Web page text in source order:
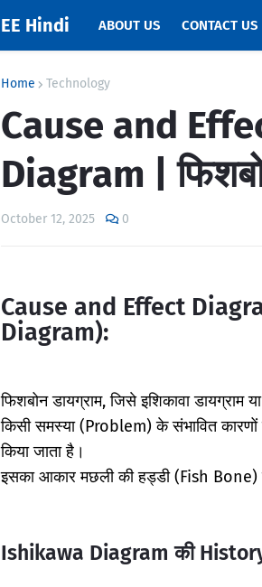
EE Hindi ABOUT US CONTACT US
Home Technology
Cause and
Diagram |
October 12, 2025 0
Cause and Effect
Diagram):
फिशबोन डायग्राम, जिसे इशिकावा
किसी समस्या (Problem) के संभावित
किया जाता है।
इसका आकार मछली की हड्डी (Fish Bone)
Ishikawa Diagram की